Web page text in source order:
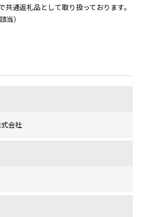
共通返礼品として取り扱っております。
当）
会社